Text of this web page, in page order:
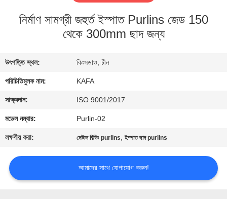
আমাদের
কারখানা
পরিদর্শন
গুণমান
নিয়ন্ত্রণ
আমাদের
সাথে
নির্মাণ সামগ্রী জহুর্ত ইস্পাত Purlins জেড 150
থেকে 300mm ছাদ জন্য
উৎপত্তি স্থল: কিংসডাও, চীন
পরিচিতিমুলক নাম: KAFA
সাক্ষ্যদান: ISO 9001/2017
মডেল নম্বার: Purlin-02
লক্ষণীয় করা: মেটাল বিল্ডিং purlins,ইস্পাত ছাদ purlins
আমাদের সাথে যোগাযোগ করুন!